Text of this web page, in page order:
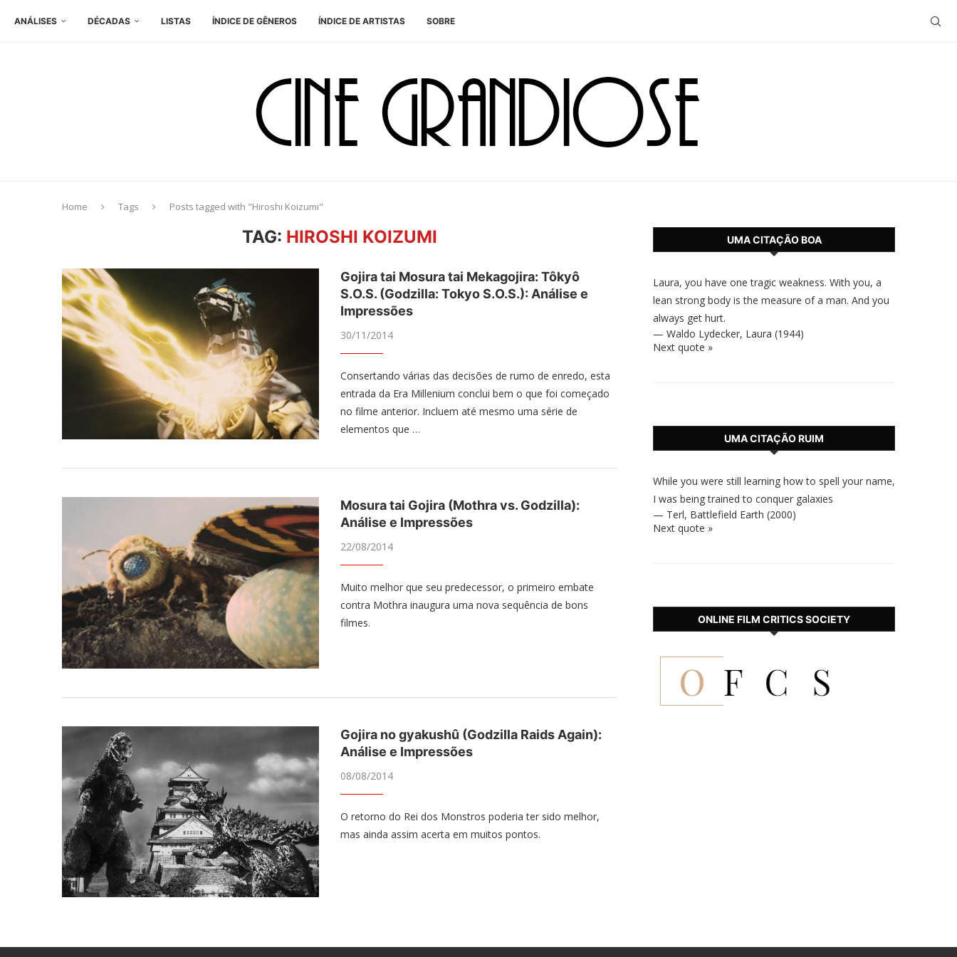
ANÁLISES DÉCADAS LISTAS ÍNDICE DE GÊNEROS ÍNDICE DE ARTISTAS SOBRE
Home Tags Posts tagged with "Hiroshi Koizumi"
TAG: HIROSHI KOIZUMI
Gojira tai Mosura tai Mekagojira: Tôkyô
S.O.S. (Godzilla: Tokyo S.O.S.): Análise e
Impressões
30/11/2014
Consertando várias das decisões de rumo de enredo, esta
entrada da Era Millenium conclui bem o que foi começado
no filme anterior. Incluem até mesmo uma série de
elementos que …
Mosura tai Gojira (Mothra vs. Godzilla):
Análise e Impressões
22/08/2014
Muito melhor que seu predecessor, o primeiro embate
contra Mothra inaugura uma nova sequência de bons
filmes.
Gojira no gyakushû (Godzilla Raids Again):
Análise e Impressões
08/08/2014
O retorno do Rei dos Monstros poderia ter sido melhor,
mas ainda assim acerta em muitos pontos.
UMA CITAÇÃO BOA
Laura, you have one tragic weakness. With you, a
lean strong body is the measure of a man. And you
always get hurt.
— Waldo Lydecker, Laura (1944)
Next quote »
UMA CITAÇÃO RUIM
While you were still learning how to spell your name,
I was being trained to conquer galaxies
— Terl, Battlefield Earth (2000)
Next quote »
ONLINE FILM CRITICS SOCIETY